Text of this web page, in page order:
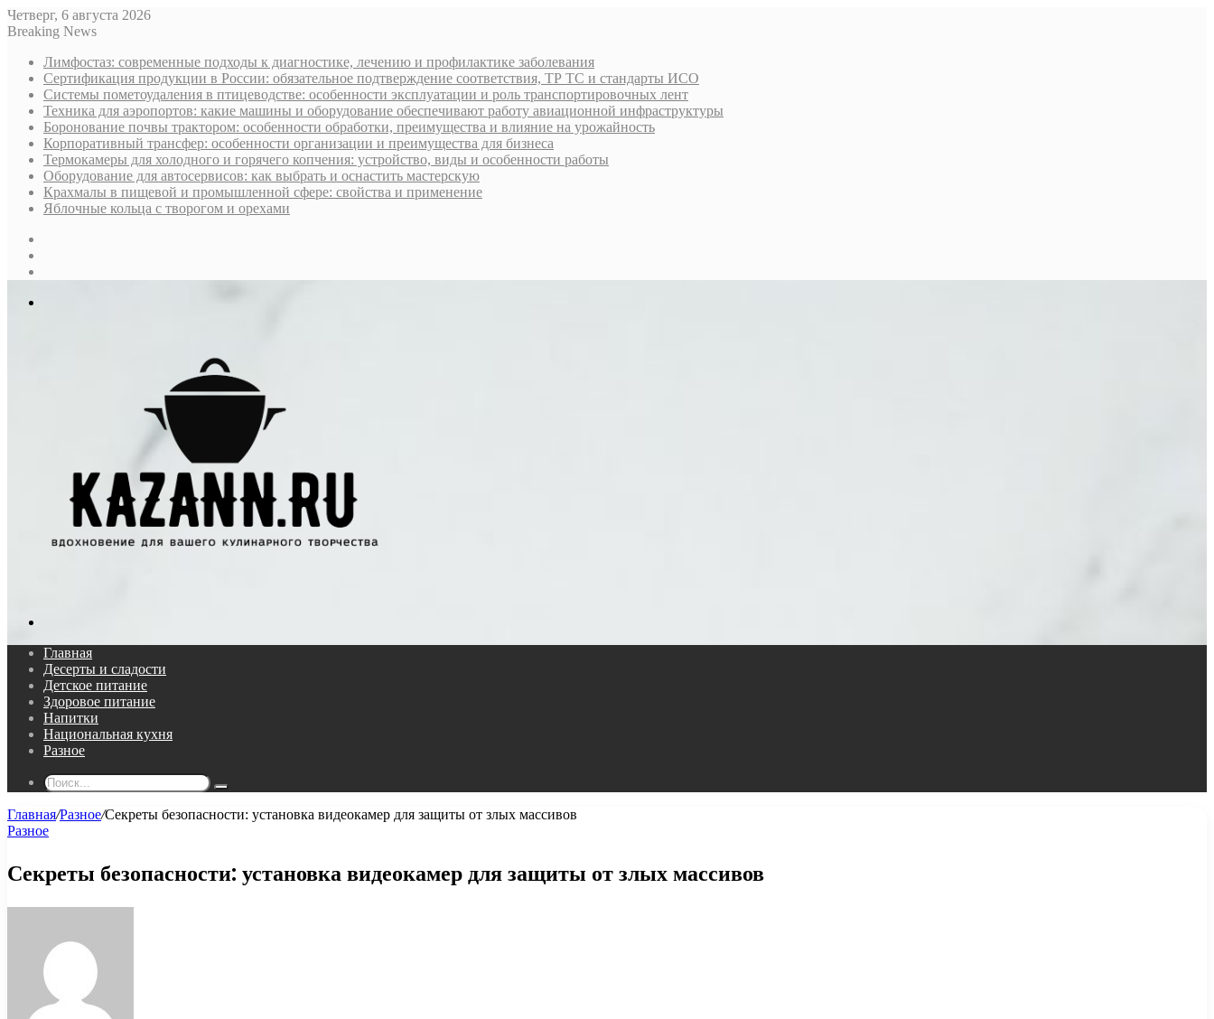
Четверг, 6 августа 2026
Breaking News
Лимфостаз: современные подходы к диагностике, лечению и профилактике заболевания
Сертификация продукции в России: обязательное подтверждение соответствия, ТР ТС и стандарты ИСО
Системы пометоудаления в птицеводстве: особенности эксплуатации и роль транспортировочных лент
Техника для аэропортов: какие машины и оборудование обеспечивают работу авиационной инфраструктуры
Боронование почвы трактором: особенности обработки, преимущества и влияние на урожайность
Корпоративный трансфер: особенности организации и преимущества для бизнеса
Термокамеры для холодного и горячего копчения: устройство, виды и особенности работы
Оборудование для автосервисов: как выбрать и оснастить мастерскую
Крахмалы в пищевой и промышленной сфере: свойства и применение
Яблочные кольца с творогом и орехами
Главная
Десерты и сладости
Детское питание
Здоровое питание
Напитки
Национальная кухня
Разное
Поиск...
Главная/Разное/Секреты безопасности: установка видеокамер для защиты от злых массивов
Разное
Секреты безопасности: установка видеокамер для защиты от злых массивов